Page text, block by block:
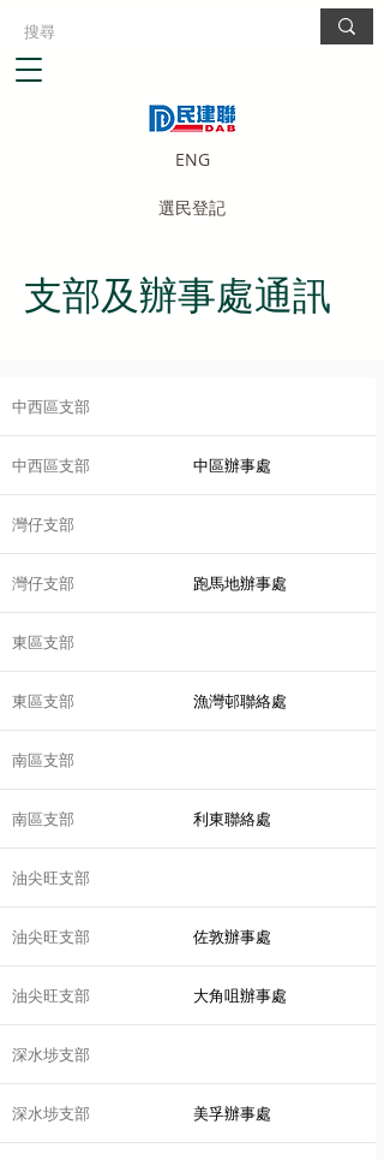
ENG
選民登記
支部及辦事處通訊
中西區支部
中西區支部 中區辦事處
灣仔支部
灣仔支部 跑馬地辦事處
東區支部
東區支部 漁灣邨聯絡處
南區支部
南區支部 利東聯絡處
油尖旺支部
油尖旺支部 佐敦辦事處
油尖旺支部 大角咀辦事處
深水埗支部
深水埗支部 美孚辦事處